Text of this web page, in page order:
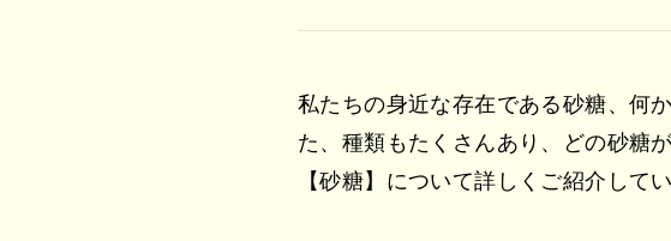
私たちの身近な存在である砂糖、何
た、種類もたくさんあり、どの砂糖
【砂糖】について詳しくご紹介して